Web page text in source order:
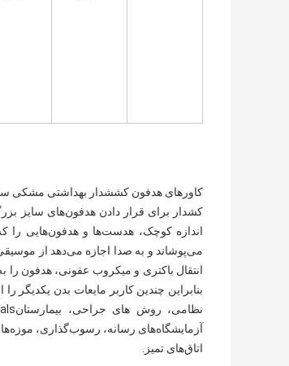
اتاق‌های تمیز.